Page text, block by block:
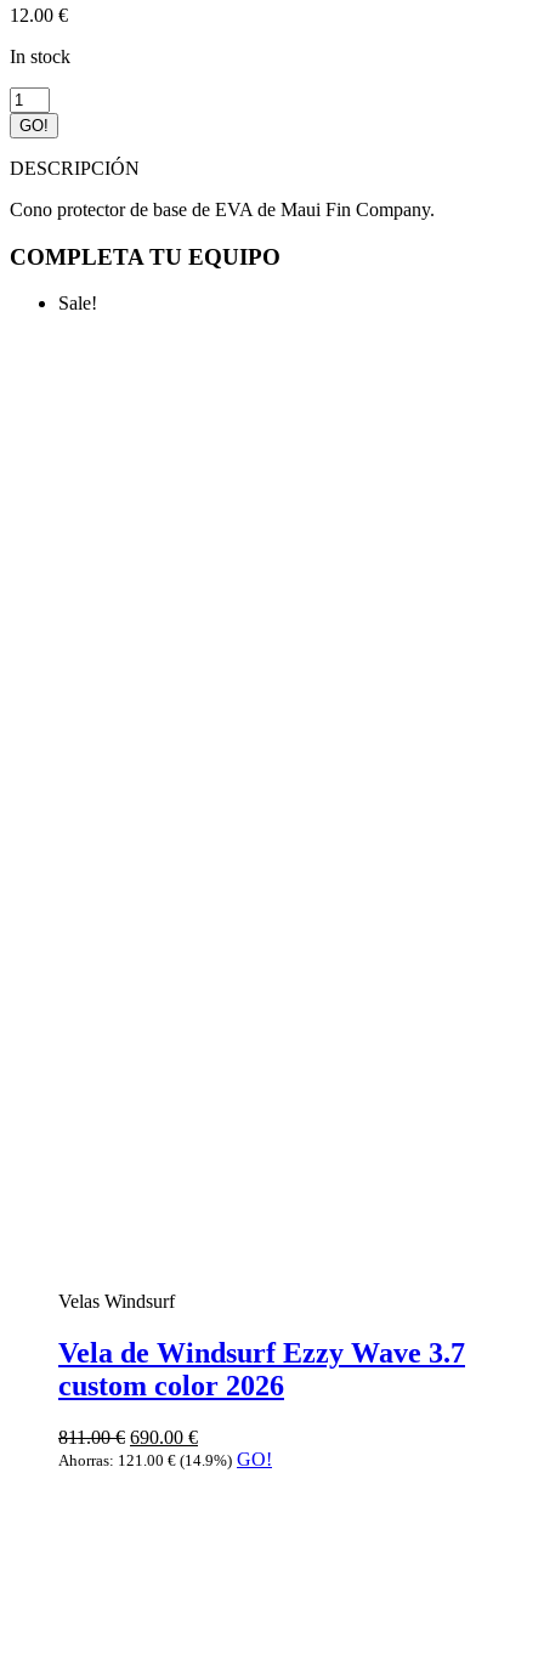
12.00 €
In stock
Cono
protector
de
base
MFC
quantity
GO!
DESCRIPCIÓN
Cono protector de base de EVA de Maui Fin Company.
COMPLETA TU EQUIPO
Sale!
Velas Windsurf
Vela de Windsurf Ezzy Wave 3.7
custom color 2026
811.00€ 690.00 €
Ahorras: 121.00 € (14.9%) GO!